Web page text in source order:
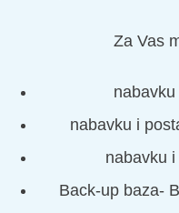
Za Vas
nabavku i
nabavku
Back-up baza-